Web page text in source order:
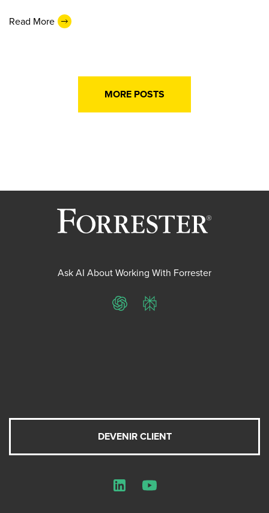
Read More
MORE POSTS
Ask AI About Working With Forrester
ChatGPTPerplexity
DEVENIR CLIENT
LinkedInYouTube